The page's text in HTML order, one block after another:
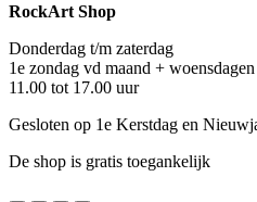
RockArt Shop
Donderdag t/m zaterdag
1e zondag vd maand +
11.00 tot 17.00 uur
Gesloten op 1e Kerstdag en
De shop is gratis toegankelijk